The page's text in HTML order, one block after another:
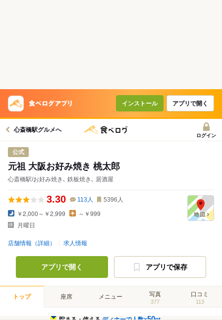
インストール アプリで開く
心斎橋駅グルメへ
ログイン
公式
元祖 大阪お好み焼き 桃太郎
心斎橋駅/お好み焼き､ 鉄板焼き､ 居酒屋
3.30 113人 5396 人
￥2,000～￥2,999
～￥999
月曜日
店舗情報（詳細） 求人情報
アプリで開く アプリで保存
トップ 座席 メニュー 写真
377
口コミ
113